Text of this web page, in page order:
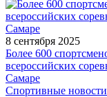
8 сентября 2025
Более 600
всероссийских
Самаре
Спортивные новости